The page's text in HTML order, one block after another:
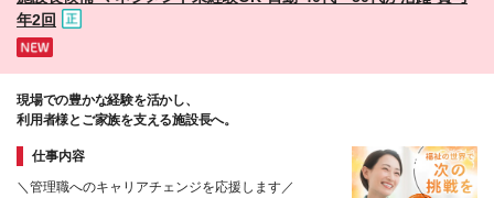
年2回
現場での豊かな経験を活かし、
利用者様とご家族を支える施設長へ。
仕事内容
＼管理職へのキャリアチェンジを応援します／